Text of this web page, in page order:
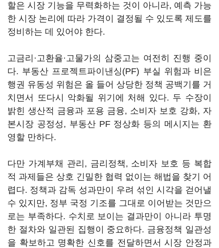
할은 시장 기능을 무력화하는 것이 아니라, 예측 가능
한 시장 논리에 따라 가격이 결정될 수 있도록 제도를
정비하는 데 있어야 한다.
고금리·고환율·고물가의 삼중고는 여전히 진행 중이
다. 부동산 프로젝트파이낸싱(PF) 부실 위험과 비은
행권 유동성 위험은 올 들어 상당한 정책 공백기를 거
치면서 또다시 악화될 위기에 처해 있다. 두 수장이
밝힌 생산적 금융과 포용 금융, 소비자 보호 강화, 자
본시장 공정성, 부동산 PF 정상화 등의 메시지는 환
영할 만하다.
다만 가계부채 관리, 금리정책, 소비자 보호 등 복합
적 과제들은 상호 긴밀한 협력 없이는 해법을 찾기 어
렵다. 정책과 감독 성과만이 우려 섞인 시각을 걷어낼
수 있지만, 정부 국정 기조를 그대로 이어받는 것만으
로는 부족하다. 수치로 보이는 결과만이 아니라 투명
한 절차와 일관된 집행이 중요하다. 금융정책 일관성
을 확보하고 명확한 신호를 전달하면서 시장 안정과